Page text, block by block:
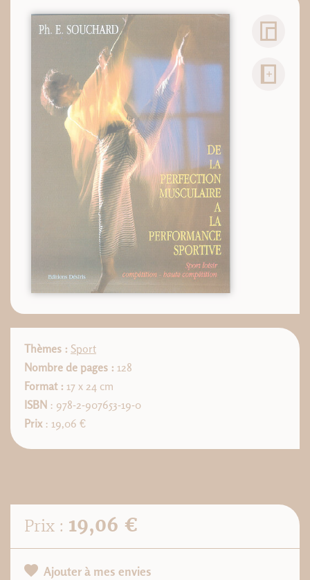
Thèmes : Sport
Nombre de pages : 128
Format : 17 x 24 cm
ISBN : 978-2-907653-19-0
Prix: 19,06 €
Prix : 19,06 €
Ajouter à mes envies